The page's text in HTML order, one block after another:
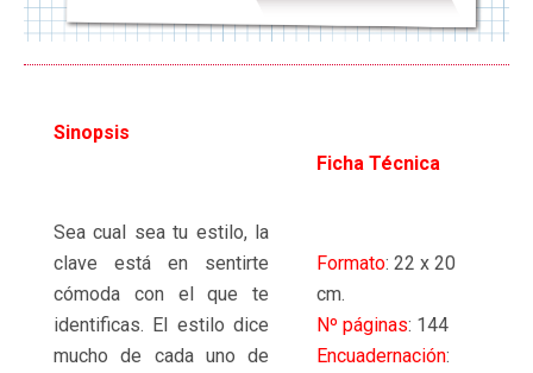
Sinopsis
Sea cual sea tu estilo, la
clave está en sentirte
cómoda con el que te
identificas. El estilo dice
mucho de cada uno de
Ficha Técnica
Formato: 22 x 20
cm.
Nº páginas: 144
Encuadernación: